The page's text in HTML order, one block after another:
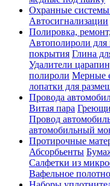
Охранные системы
Автосигнализации
Полировка,
Автополироли для
покрытия Глина
Удалители
полироли Мерные
лопатки для
Провода
Витая пара
Провод
автомобильный
Протирочные
Абсорбьенты
Салфетки из
Вафельное полотно